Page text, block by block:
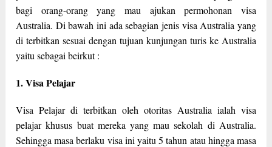
bagi orang-orang yang mau ajukan permohonan visa
Australia. Di bawah ini ada sebagian jenis visa Australia yang
di terbitkan sesuai dengan tujuan kunjungan turis ke Australia
yaitu sebagai beirkut :
1. Visa Pelajar
Visa Pelajar di terbitkan oleh otoritas Australia ialah visa
pelajar khusus buat mereka yang mau sekolah di Australia.
Sehingga masa berlaku visa ini yaitu 5 tahun atau hingga masa